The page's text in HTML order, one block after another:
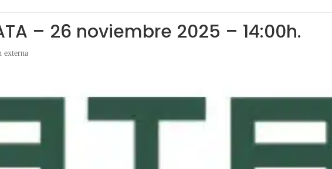
– 26 noviembre 2025 – 14:00h.
externa